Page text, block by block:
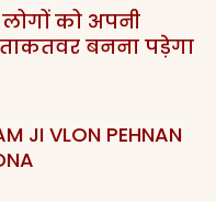
को अपनी
बनना पड़ेगा
JI VLON PEHNAN